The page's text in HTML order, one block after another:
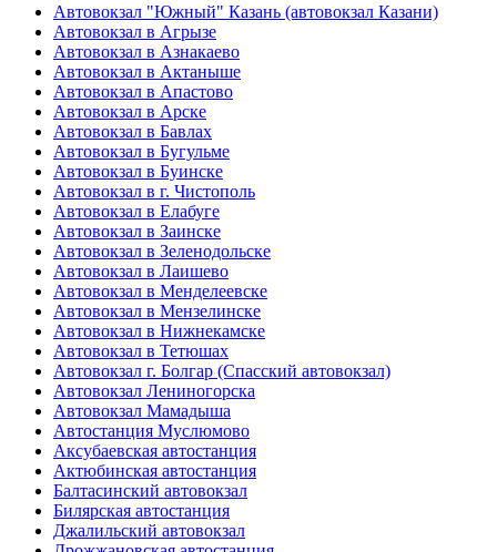
Автовокзал "Южный" Казань (автовокзал Казани)
Автовокзал в Агрызе
Автовокзал в Азнакаево
Автовокзал в Актаныше
Автовокзал в Апастово
Автовокзал в Арске
Автовокзал в Бавлах
Автовокзал в Бугульме
Автовокзал в Буинске
Автовокзал в г. Чистополь
Автовокзал в Елабуге
Автовокзал в Заинске
Автовокзал в Зеленодольске
Автовокзал в Лаишево
Автовокзал в Менделеевске
Автовокзал в Мензелинске
Автовокзал в Нижнекамске
Автовокзал в Тетюшах
Автовокзал г. Болгар (Спасский автовокзал)
Автовокзал Лениногорска
Автовокзал Мамадыша
Автостанция Муслюмово
Аксубаевская автостанция
Актюбинская автостанция
Балтасинский автовокзал
Билярская автостанция
Джалильский автовокзал